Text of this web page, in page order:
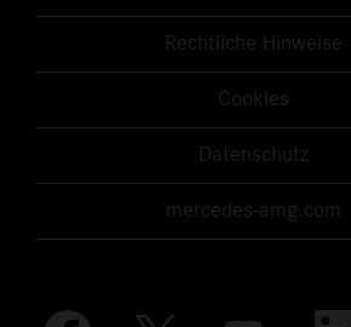
Rechtliche Hinweise
Cookies
Datenschutz
mercedes-amg.com
W
W